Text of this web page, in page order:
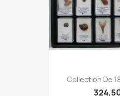
Collection De